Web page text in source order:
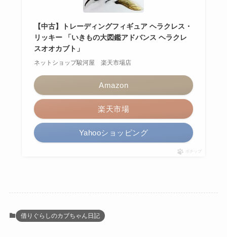
【中古】トレーディングフィギュア ヘラクレス・
リッキー 「いきもの大図鑑アドバンス ヘラクレ
スオオカブト」
ネットショップ駿河屋 楽天市場店
Amazon
楽天市場
Yahooショッピング
ポチップ
借りぐらしのカブちゃん日記